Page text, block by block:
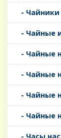
- Чайники
- Чайные
- Чайные
- Чайные
- Чайные
- Чайные